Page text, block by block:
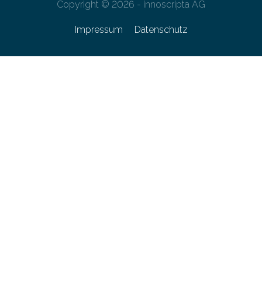
Copyright © 2026 - innoscripta AG
Impressum Datenschutz